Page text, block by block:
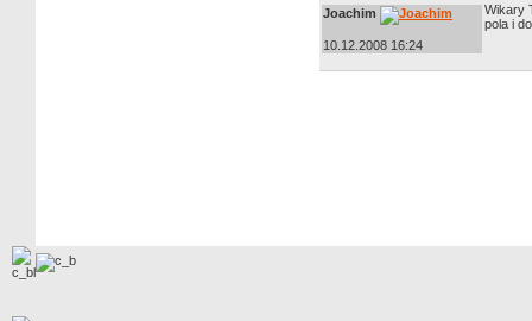
Joachim
10.12.2008 16:24
Wikary
pola i